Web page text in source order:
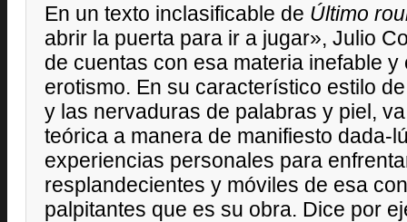
En un texto inclasificable de Último
abrir la puerta para ir a jugar», Julio
de cuentas con esa materia inefable y
erotismo. En su característico estilo
y las nervaduras de palabras y piel,
teórica a manera de manifiesto dada-
experiencias personales para
resplandecientes y móviles de esa
palpitantes que es su obra. Dice por